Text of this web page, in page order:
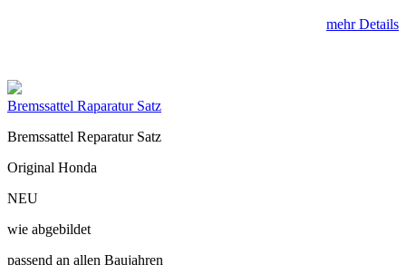
mehr Details
Bremssattel Raparatur Satz
Bremssattel Reparatur Satz
Original Honda
NEU
wie abgebildet
passend an allen Baujahren